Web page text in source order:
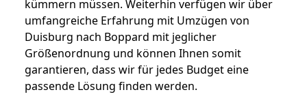
kümmern müssen. Weiterhin verfügen wir über
umfangreiche Erfahrung mit Umzügen von
Duisburg nach Boppard mit jeglicher
Größenordnung und können Ihnen somit
garantieren, dass wir für jedes Budget eine
passende Lösung finden werden.